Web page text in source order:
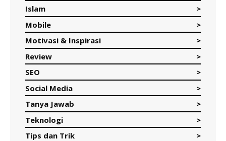
Islam
Mobile
Motivasi & Inspirasi
Review
SEO
Social Media
Tanya Jawab
Teknologi
Tips dan Trik